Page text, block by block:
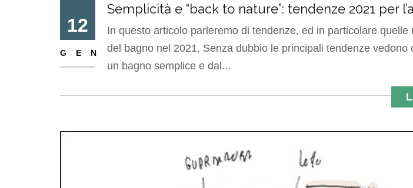
12
GEN
Semplicità e “back to nature”: tendenze 2021 per
In questo articolo parleremo di tendenze, ed in particolare quelle
del bagno nel 2021. Senza dubbio le principali tendenze vedono
un bagno semplice e dal...